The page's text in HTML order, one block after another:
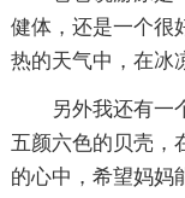
健体，还是一个很
热的天气中，在冰
另外我还有一
五颜六色的贝壳，
的心中，希望妈妈